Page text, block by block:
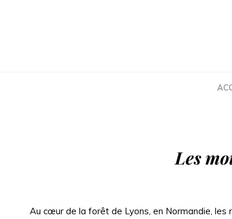
Les
Au cœur de la forêt de Lyons, en Normandie,